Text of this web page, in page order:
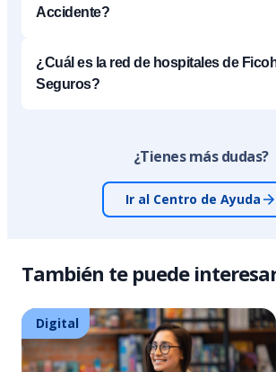
Accidente?
¿Cuál es la red de hospitales de
Seguros?
¿Tienes más dudas?
Ir al Centro de Ayuda
También te puede
Digital